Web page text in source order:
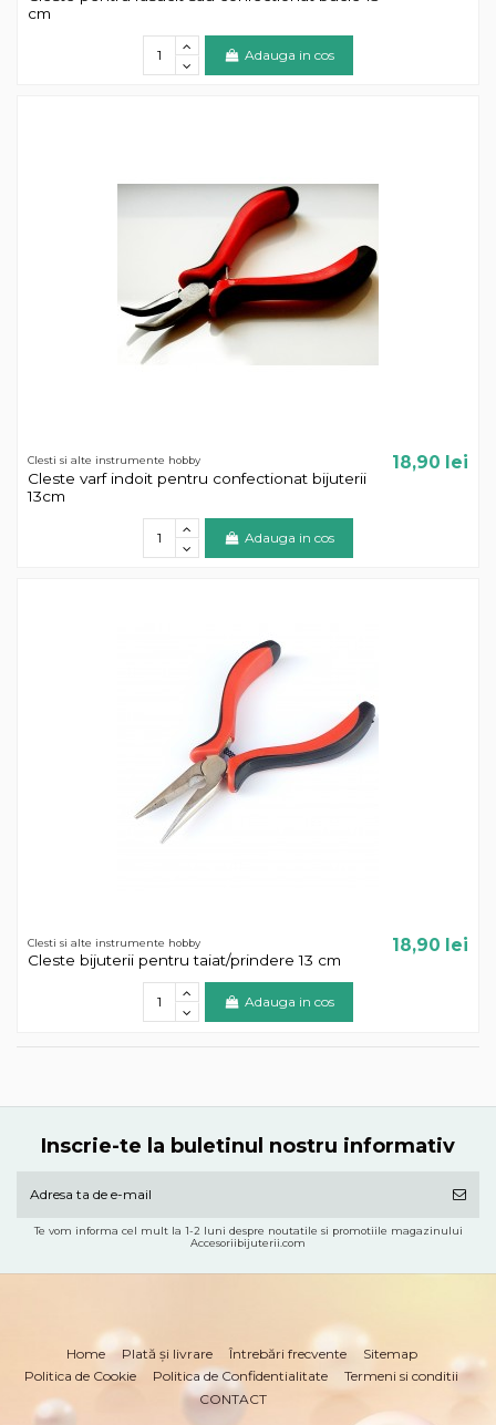
cm
Adauga in cos
Clesti si alte instrumente hobby
Cleste varf indoit pentru confectionat bijuterii
13cm
18,90 lei
Adauga in cos
Clesti si alte instrumente hobby
Cleste bijuterii pentru taiat/prindere 13 cm
18,90 lei
Adauga in cos
Inscrie-te la buletinul nostru informativ
Te vom informa cel mult la 1-2 luni despre noutatile si promotiile magazinului
Accesoriibijuterii.com
Home Plată și livrare Întrebări frecvente
Sitemap
Politica de Cookie
Politica de Confidentialitate
Termeni si conditii
CONTACT